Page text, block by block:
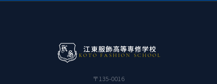
江東服飾高等専修学校
KOTO FASHION SCHOOL
〒135-0016